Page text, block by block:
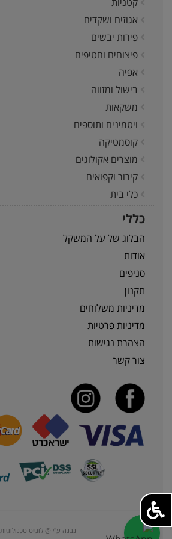
אגוזים ושקדים
פירות יבשים
פיצוחים וחטיפים
אפיה
בישול ומזווה
משקאות
ויטמינים ותוספים
קוסמטיקה
מוצרים אקולוגים
קירור וקפואים
כלי בית
כללי
הבלוג של על המשקל
אודות
סניפים
תקנון
מדיניות משלוחים
מדיניות פרטיות
הצהרת נגישות
צור קשר
נבנה ע"י @ לוגייט טכנולוגיות